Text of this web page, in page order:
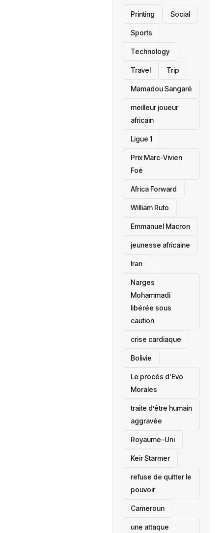
Printing Social
Sports
Technology
Travel Trip
Mamadou Sangaré
meilleur joueur
africain
Ligue 1
Prix Marc-Vivien
Foé
‎Africa Forward
William Ruto
Emmanuel Macron
jeunesse africaine
‎Iran
Narges
Mohammadi
libérée sous
caution
crise cardiaque
‎Bolivie
Le procès d’Evo
Morales
traite d’être humain
aggravée
‎Royaume-Uni
Keir Starmer
refuse de quitter le
pouvoir
‎Cameroun
une attaque